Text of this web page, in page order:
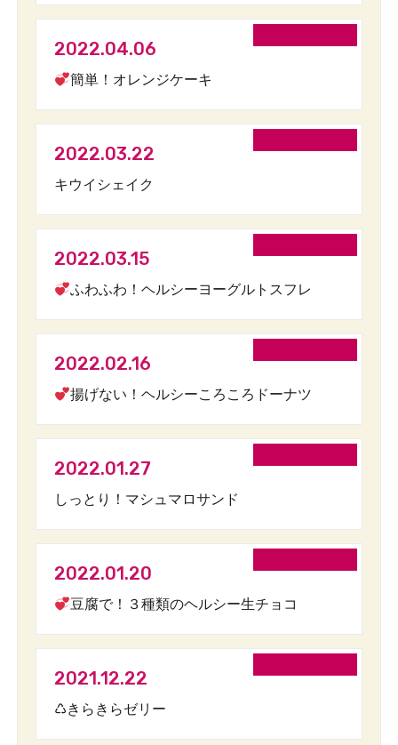
2022.04.06
簡単！オレンジケーキ
2022.03.22
キウイシェイク
2022.03.15
ふわふわ！ヘルシーヨーグルトスフレ
2022.02.16
揚げない！ヘルシーころころドーナツ
2022.01.27
しっとり！マシュマロサンド
2022.01.20
豆腐で！３種類のヘルシー生チョコ
2021.12.22
♺きらきらゼリー